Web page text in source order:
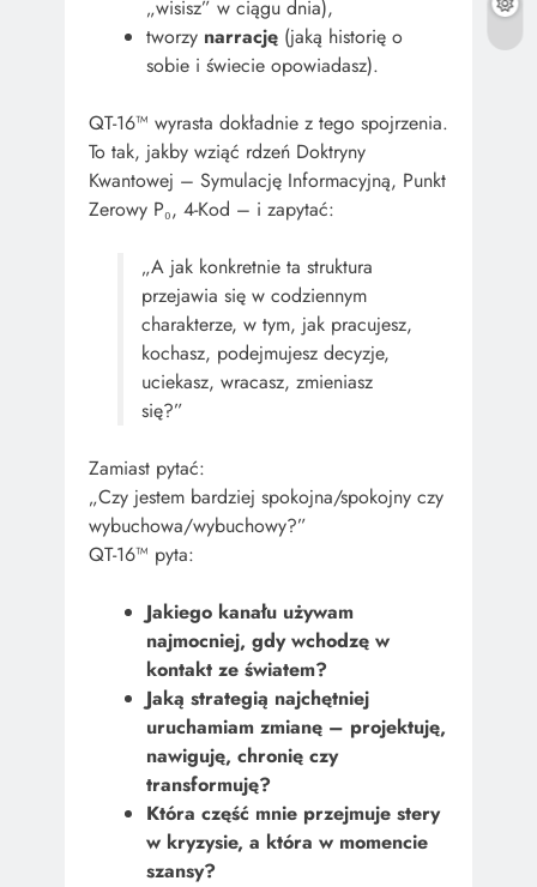
„wisisz” w ciągu dnia),
tworzy narrację (jaką historię o
sobie i świecie opowiadasz).
QT-16™ wyrasta dokładnie z tego spojrzenia.
To tak, jakby wziąć rdzeń Doktryny
Kwantowej – Symulację Informacyjną, Punkt
Zerowy P₀, 4-Kod – i zapytać:
„A jak konkretnie ta struktura
przejawia się w codziennym
charakterze, w tym, jak pracujesz,
kochasz, podejmujesz decyzje,
uciekasz, wracasz, zmieniasz
się?”
Zamiast pytać:
„Czy jestem bardziej spokojna/spokojny czy
wybuchowa/wybuchowy?”
QT-16™ pyta:
Jakiego kanału używam
najmocniej, gdy wchodzę w
kontakt ze światem?
Jaką strategią najchętniej
uruchamiam zmianę – projektuję,
nawiguję, chronię czy
transformuję?
Która część mnie przejmuje stery
w kryzysie, a która w momencie
szansy?